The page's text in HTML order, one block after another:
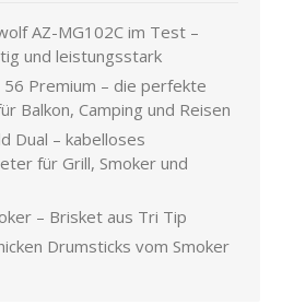
AZ-MG102C im Test –
und leistungsstark
56 Premium – die perfekte
Balkon, Camping und Reisen
Dual – kabelloses
für Grill, Smoker und
– Brisket aus Tri Tip
Drumsticks vom Smoker